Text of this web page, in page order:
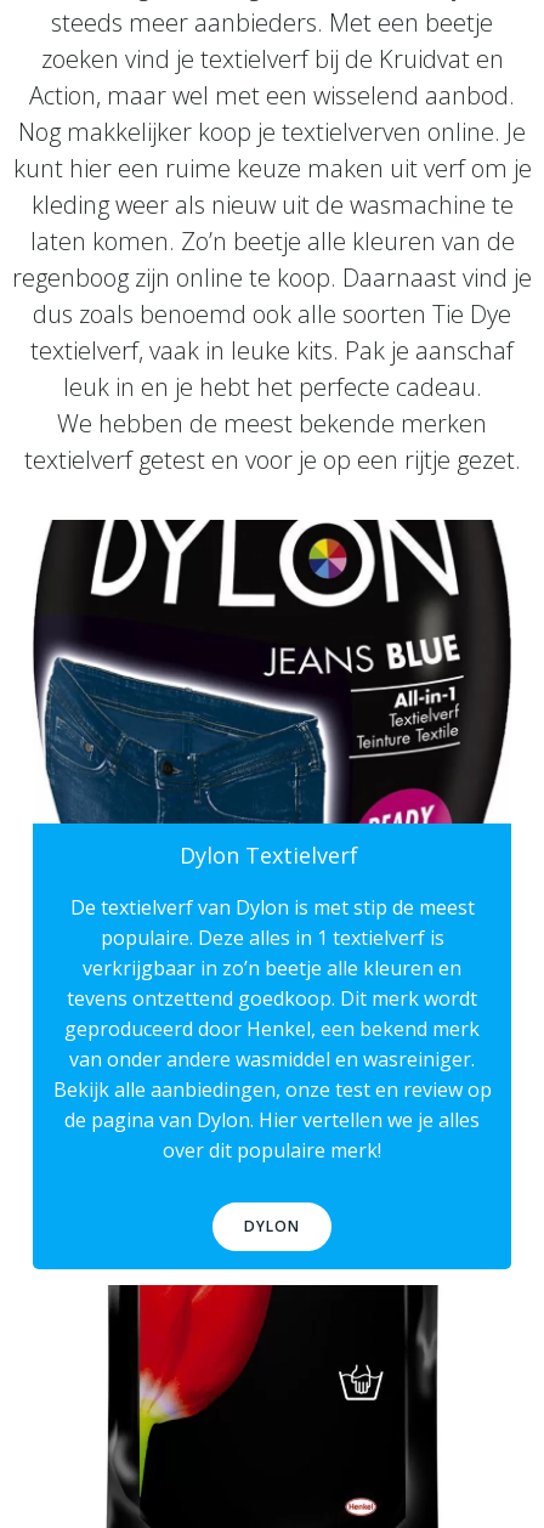
steeds meer aanbieders. Met een beetje
zoeken vind je textielverf bij de Kruidvat en
Action, maar wel met een wisselend aanbod.
Nog makkelijker koop je textielverven online. Je
kunt hier een ruime keuze maken uit verf om je
kleding weer als nieuw uit de wasmachine te
laten komen. Zo’n beetje alle kleuren van de
regenboog zijn online te koop. Daarnaast vind je
dus zoals benoemd ook alle soorten Tie Dye
textielverf, vaak in leuke kits. Pak je aanschaf
leuk in en je hebt het perfecte cadeau.
We hebben de meest bekende merken
textielverf getest en voor je op een rijtje gezet.
Dylon Textielverf
De textielverf van Dylon is met stip de meest
populaire. Deze alles in 1 textielverf is
verkrijgbaar in zo’n beetje alle kleuren en
tevens ontzettend goedkoop. Dit merk wordt
geproduceerd door Henkel, een bekend merk
van onder andere wasmiddel en wasreiniger.
Bekijk alle aanbiedingen, onze test en review op
de pagina van Dylon. Hier vertellen we je alles
over dit populaire merk!
DYLON